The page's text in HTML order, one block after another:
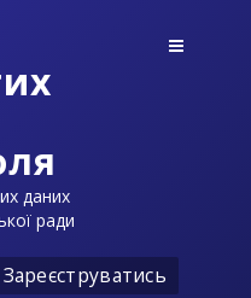
даних
ради
Зареєструватись